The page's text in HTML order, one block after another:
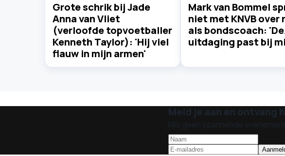
Grote schrik bij Jade
Anna van Vliet
(verloofde topvoetballer
Kenneth Taylor): 'Hij viel
flauw in mijn armen'
Mark van Bommel
niet met KNVB over
als bondscoach:
uitdaging past bij
Meld je aan en
Mis geen spannende